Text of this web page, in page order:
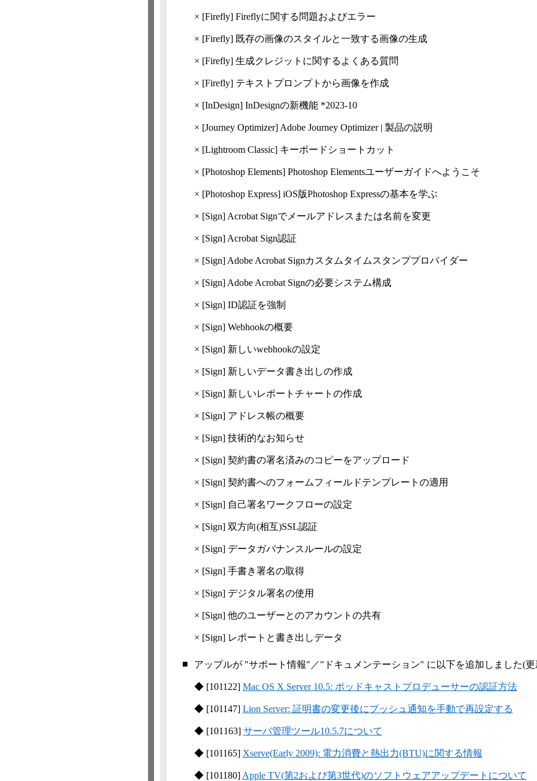
× [Firefly] Fireflyに関する問題およびエラー
× [Firefly] 既存の画像のスタイルと一致する画像の生成
× [Firefly] 生成クレジットに関するよくある質問
× [Firefly] テキストプロンプトから画像を作成
× [InDesign] InDesignの新機能 *2023-10
× [Journey Optimizer] Adobe Journey Optimizer | 製品の説明
× [Lightroom Classic] キーボードショートカット
× [Photoshop Elements] Photoshop Elementsユーザーガイドへようこそ
× [Photoshop Express] iOS版Photoshop Expressの基本を学ぶ
× [Sign] Acrobat Signでメールアドレスまたは名前を変更
× [Sign] Acrobat Sign認証
× [Sign] Adobe Acrobat Signカスタムタイムスタンププロバイダー
× [Sign] Adobe Acrobat Signの必要システム構成
× [Sign] ID認証を強制
× [Sign] Webhookの概要
× [Sign] 新しいwebhookの設定
× [Sign] 新しいデータ書き出しの作成
× [Sign] 新しいレポートチャートの作成
× [Sign] アドレス帳の概要
× [Sign] 技術的なお知らせ
× [Sign] 契約書の署名済みのコピーをアップロード
× [Sign] 契約書へのフォームフィールドテンプレートの適用
× [Sign] 自己署名ワークフローの設定
× [Sign] 双方向(相互)SSL認証
× [Sign] データガバナンスルールの設定
× [Sign] 手書き署名の取得
× [Sign] デジタル署名の使用
× [Sign] 他のユーザーとのアカウントの共有
× [Sign] レポートと書き出しデータ
■ アップルが "サポート情報"／"ドキュメンテーション" に以下を追加しました(
◆ [101122] Mac OS X Server 10.5: ポッドキャストプロデューサーの認証方法
◆ [101147] Lion Server: 証明書の変更後にプッシュ通知を手動で再設定する
◆ [101163] サーバ管理ツール10.5.7について
◆ [101165] Xserve(Early 2009): 電力消費と熱出力(BTU)に関する情報
◆ [101180] Apple TV(第2および第3世代)のソフトウェアアップデートについて